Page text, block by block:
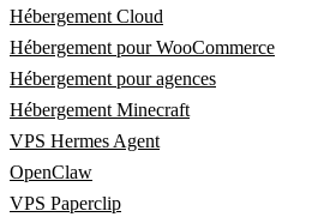
Hébergement Cloud
Hébergement pour WooCommerce
Hébergement pour agences
Hébergement Minecraft
VPS Hermes Agent
OpenClaw
VPS Paperclip